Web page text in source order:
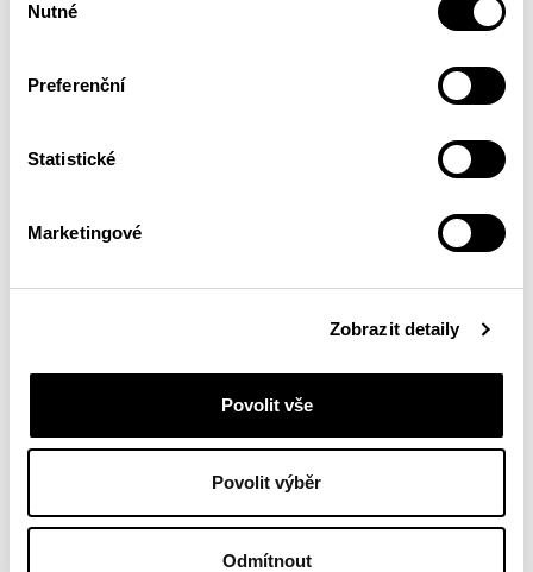
souhlasu
Nutné
Preferenční
Statistické
Marketingové
Zobrazit detaily
Povolit vše
Povolit výběr
Odmítnout